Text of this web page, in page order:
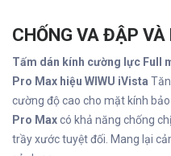
CHỐNG VA ĐẬP VÀ
Tấm dán kính cường lực Full
Pro Max hiệu WIWU iVista
cường độ cao cho mặt kính bảo
Pro Maxcó khả năng chống
trầy xước tuyệt đối. Mang lại